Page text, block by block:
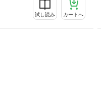
試し読み カートへ